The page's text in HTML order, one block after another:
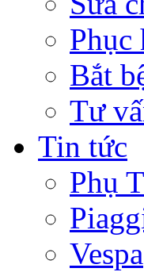
Phục
Bắt
Tư
Tin tức
Phụ
Vespa